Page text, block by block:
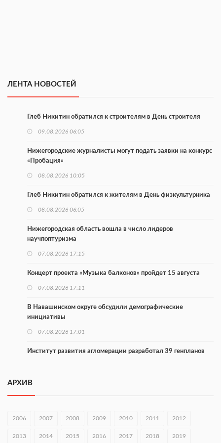
ЛЕНТА НОВОСТЕЙ
Глеб Никитин обратился к строителям в День строителя
09.08.2026 06:05
Нижегородские журналисты могут подать заявки на конкурс
«Пробация»
08.08.2026 10:05
Глеб Никитин обратился к жителям в День физкультурника
08.08.2026 06:05
Нижегородская область вошла в число лидеров
научпоптуризма
07.08.2026 17:15
Концерт проекта «Музыка балконов» пройдет 15 августа
07.08.2026 17:11
В Навашинском округе обсудили демографические
инициативы
07.08.2026 17:01
Институт развития агломерации разработал 39 генпланов
С 8 августа изменят схему движения на въезде в Нижний
Новгород
оперштаба
АРХИВ
2006 2007 2008 2009 2010 2011 2012
2013 2014 2015 2016 2017 2018 2019